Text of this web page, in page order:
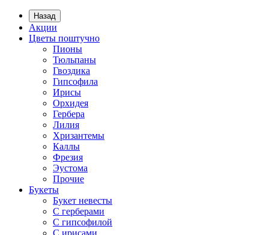
Назад
Акции
Цветы поштучно
Пионы
Тюльпаны
Гвоздика
Гипсофила
Ирисы
Орхидея
Гербера
Лилия
Хризантемы
Каллы
Фрезия
Эустома
Прочие
Букеты
Букет невесты
С герберами
С гипсофилой
С ирисами